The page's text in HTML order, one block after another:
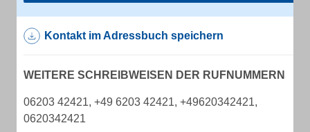
Kontakt im Adressbuch speichern
WEITERE SCHREIBWEISEN DER RUFNUMMERN
06203 42421, +49 6203 42421, +49620342421,
0620342421